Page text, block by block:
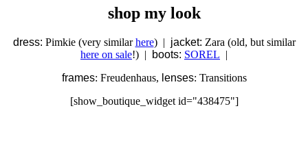
shop my look
dress: Pimkie (very similarhere) | jacket: Zara (old, but similar
here on sale!) | boots: SOREL |
frames: Freudenhaus, lenses: Transitions
[show_boutique_widget id="438475"]